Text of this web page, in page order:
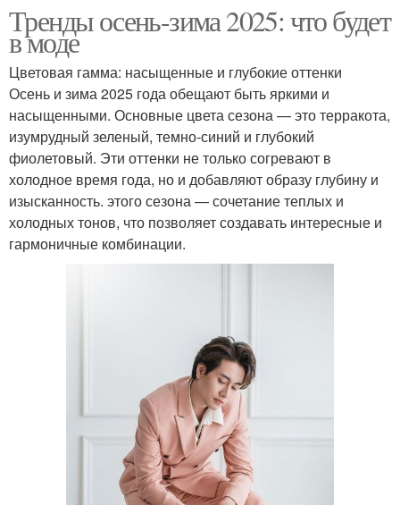
Тренды осень-зима 2025: что будет
в моде
Цветовая гамма: насыщенные и глубокие оттенки
Осень и зима 2025 года обещают быть яркими и
насыщенными. Основные цвета сезона — это терракота,
изумрудный зеленый, темно-синий и глубокий
фиолетовый. Эти оттенки не только согревают в
холодное время года, но и добавляют образу глубину и
изысканность. этого сезона — сочетание теплых и
холодных тонов, что позволяет создавать интересные и
гармоничные комбинации.